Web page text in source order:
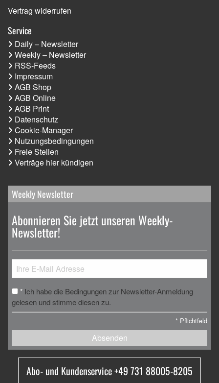
Vertrag widerrufen
Service
Daily – Newsletter
Weekly – Newsletter
RSS-Feeds
Impressum
AGB Shop
AGB Online
AGB Print
Datenschutz
Cookie-Manager
Nutzungsbedingungen
Freie Stellen
Verträge hier kündigen
Weekly Newsletter
Abonnieren Sie jetzt unseren Weekly-
Newsletter!
* Ich habe die Bedingungen zur Newsletter-Anmeldung
gelesen und stimme diesen zu.
* Pflichtfeld
Absenden
Abo- und Kundenservice +49 731 88005-8205